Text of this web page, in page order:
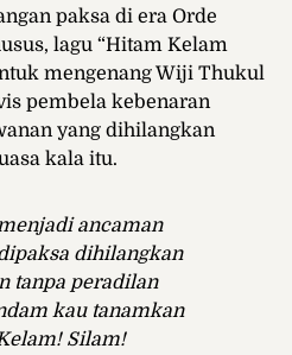
paksa di era Orde
lagu “Hitam Kelam
mengenang Wiji Thukul
pembela kebenaran
yang dihilangkan
kala itu.
ancaman
dihilangkan
tanpa peradilan
kau tanamkan
Silam!